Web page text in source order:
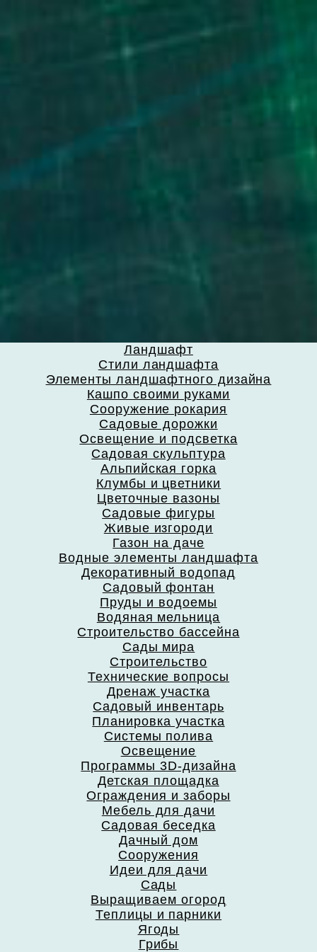
Ландшафт
Стили ландшафта
Элементы ландшафтного дизайна
Кашпо своими руками
Сооружение рокария
Садовые дорожки
Освещение и подсветка
Садовая скульптура
Альпийская горка
Клумбы и цветники
Цветочные вазоны
Садовые фигуры
Живые изгороди
Газон на даче
Водные элементы ландшафта
Декоративный водопад
Садовый фонтан
Пруды и водоемы
Водяная мельница
Строительство бассейна
Сады мира
Строительство
Технические вопросы
Дренаж участка
Садовый инвентарь
Планировка участка
Системы полива
Освещение
Программы 3D-дизайна
Детская площадка
Ограждения и заборы
Мебель для дачи
Садовая беседка
Дачный дом
Сооружения
Идеи для дачи
Сады
Выращиваем огород
Теплицы и парники
Ягоды
Грибы